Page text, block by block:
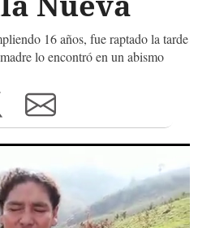
16 años, fue raptado la tarde
lo encontró en un abismo